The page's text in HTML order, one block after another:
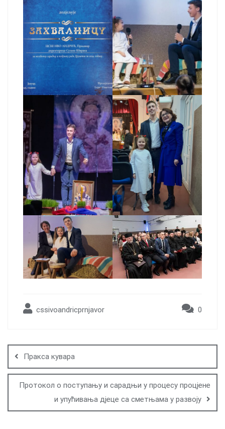
cssivoandricprnjavor 0
navigation
Пракса кувара
Протокол о поступању и сарадњи у процесу процјене
и упућивања дјеце са сметњама у развоју